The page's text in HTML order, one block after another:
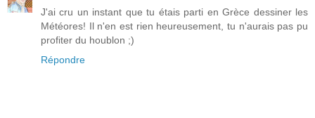
J'ai cru un instant que tu étais parti en Grèce dessiner les
Météores! Il n'en est rien heureusement, tu n'aurais pas pu
profiter du houblon ;)
Répondre